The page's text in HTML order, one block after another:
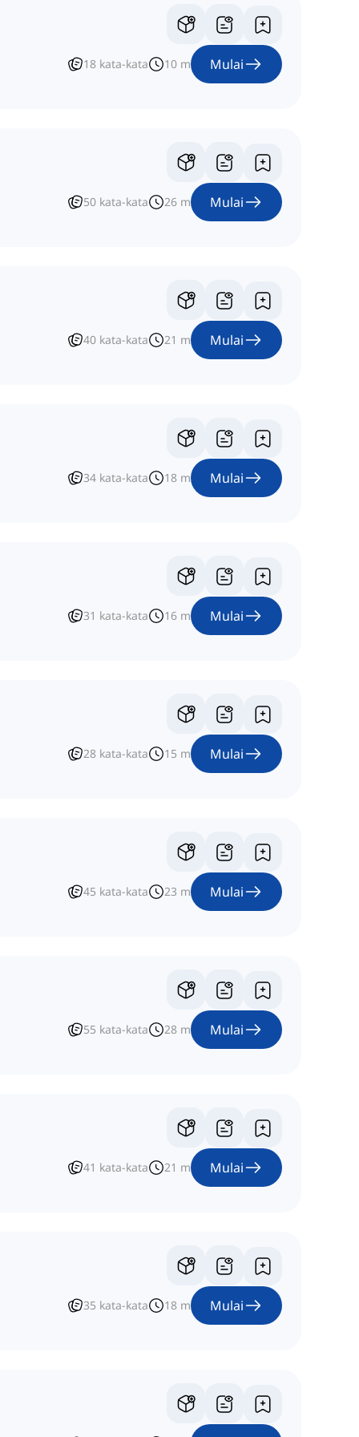
18 kata-kata 10 m Mulai
50 kata-kata 26 m Mulai
40 kata-kata 21 m Mulai
34 kata-kata 18 m Mulai
31 kata-kata 16 m Mulai
28 kata-kata 15 m Mulai
45 kata-kata 23 m Mulai
55 kata-kata 28 m Mulai
41 kata-kata 21 m Mulai
35 kata-kata 18 m Mulai